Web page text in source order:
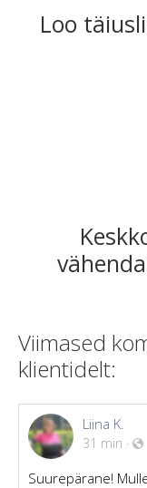
Loo
Viimased
klientidelt:
Liina K.
31 min ·
Suurepärane!